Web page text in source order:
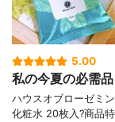
5.00
私の今夏の必需
ハウスオブローゼミ
化粧水 20枚入?商品